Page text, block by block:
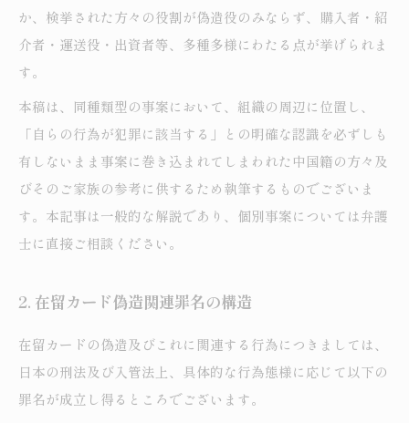
か、検挙された方々の役割が偽造役のみならず、購入者・紹
介者・運送役・出資者等、多種多様にわたる点が挙げられま
す。
本稿は、同種類型の事案において、組織の周辺に位置し、
「自らの行為が犯罪に該当する」との明確な認識を必ずしも
有しないまま事案に巻き込まれてしまわれた中国籍の方々及
びそのご家族の参考に供するため執筆するものでございま
す。本記事は一般的な解説であり、個別事案については弁護
士に直接ご相談ください。
2. 在留カード偽造関連罪名の構造
在留カードの偽造及びこれに関連する行為につきましては、
日本の刑法及び入管法上、具体的な行為態様に応じて以下の
罪名が成立し得るところでございます。